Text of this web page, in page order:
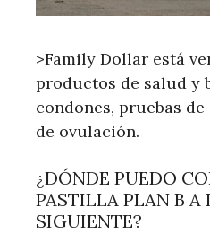
>Family Dollar está
productos de salud y
condones, pruebas
de ovulación.
¿DÓNDE PUEDO
PASTILLA PLAN B A
SIGUIENTE?